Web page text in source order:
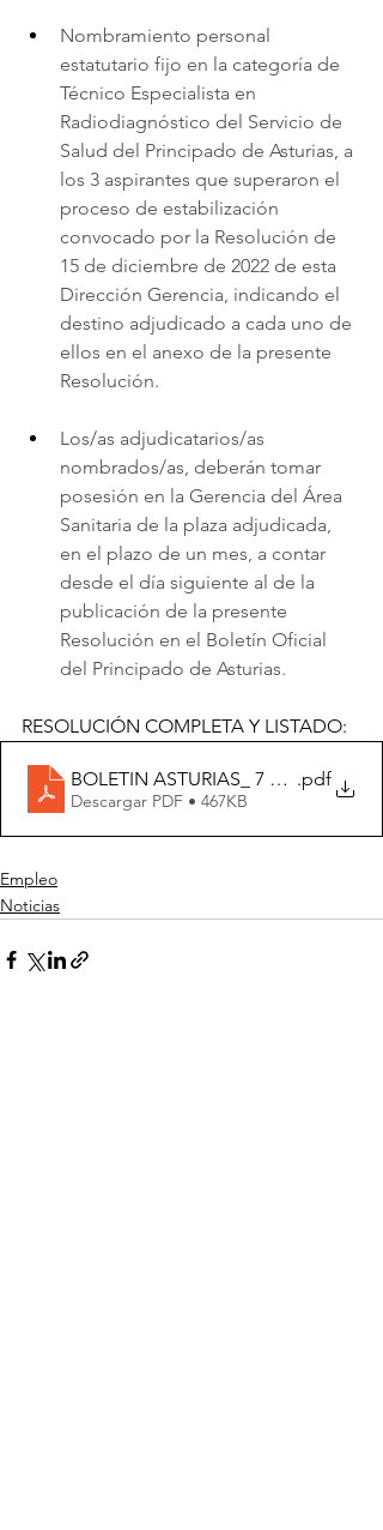
Nombramiento personal
estatutario fijo en la categoría de
Técnico Especialista en
Radiodiagnóstico del Servicio de
Salud del Principado de Asturias, a
los 3 aspirantes que superaron el
proceso de estabilización
convocado por la Resolución de
15 de diciembre de 2022 de esta
Dirección Gerencia, indicando el
destino adjudicado a cada uno de
ellos en el anexo de la presente
Resolución.
Los/as adjudicatarios/as
nombrados/as, deberán tomar
posesión en la Gerencia del Área
Sanitaria de la plaza adjudicada,
en el plazo de un mes, a contar
desde el día siguiente al de la
publicación de la presente
Resolución en el Boletín Oficial
del Principado de Asturias.
RESOLUCIÓN COMPLETA Y LISTADO:
BOLETIN ASTURIAS_ 7 ENERO
.pdf
Descargar PDF • 467KB
Empleo
Noticias